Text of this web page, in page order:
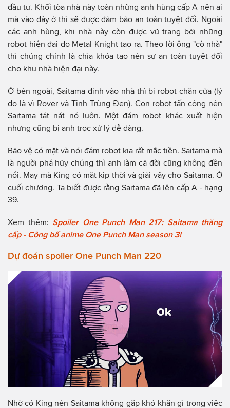
đầu tư. Khối tòa nhà này toàn những anh hùng cấp A nên ai
mà vào đây ở thì sẽ được đảm bảo an toàn tuyệt đối. Ngoài
các anh hùng, khi nhà này còn được vũ trang bởi những
robot hiện đại do Metal Knight tạo ra. Theo lời ông "cò nhà"
thì chúng chính là chìa khóa tạo nên sự an toàn tuyệt đối
cho khu nhà hiện đại này.
Ở bên ngoài, Saitama định vào nhà thì bị robot chặn cửa (lý
do là vì Rover và Tinh Trùng Đen). Con robot tấn công nên
Saitama tát nát nó luôn. Một đám robot khác xuất hiện
nhưng cũng bị anh trọc xử lý dễ dàng.
Bảo vệ có mặt và nói đám robot kia rất mắc tiền. Saitama mà
là người phá hủy chúng thì anh làm cả đời cũng không đền
nổi. May mà King có mặt kịp thời và giải vây cho Saitama. Ở
cuối chương. Ta biết được rằng Saitama đã lên cấp A - hạng
39.
Xem thêm: Spoiler One Punch Man 217: Saitama thăng
cấp - Công bố anime One Punch Man season 3!
Dự đoán spoiler One Punch Man 220
Nhờ có King nên Saitama không gặp khó khăn gì trong việc